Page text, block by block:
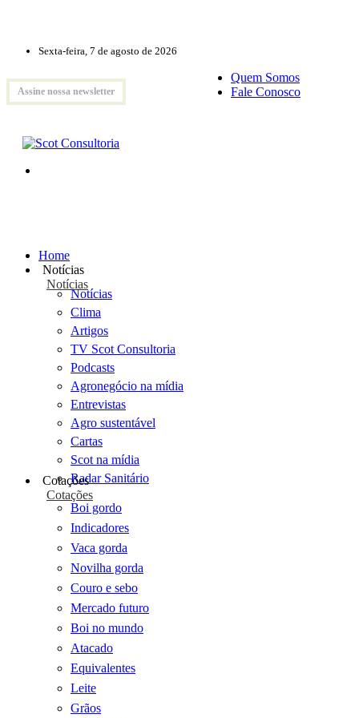
Sexta-feira, 7 de agosto de 2026
Assine nossa newsletter
Quem Somos
Fale Conosco
Home
Notícias
Notícias
Notícias
Clima
Artigos
TV Scot Consultoria
Podcasts
Agronegócio na mídia
Entrevistas
Agro sustentável
Cartas
Scot na mídia
Radar Sanitário
Cotações
Cotações
Boi gordo
Indicadores
Vaca gorda
Novilha gorda
Couro e sebo
Mercado futuro
Boi no mundo
Atacado
Equivalentes
Leite
Grãos